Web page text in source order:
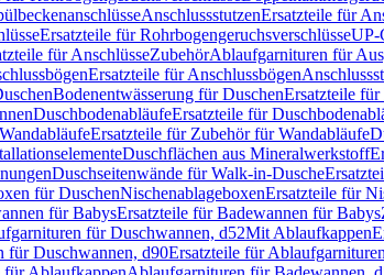
AnschlussstutzenErsatzteile für
Ersatzteile für RohrbogengeruchsverschlüsseUP-
für AnschlüsseZubehörAblaufgarnituren für
Ersatzteile für Anschlussbögen
Bodenentwässerung für DuschenErsatzteile
DuschbodenabläufeErsatzteile für
Ersatzteile für Zubehör für Wandabläufe
Duschflächen aus Mineralwerkstoff
Duschseitenwände für Walk-in-Dusche
für DuschenNischenablageboxenErsatzteile für
für BabysErsatzteile für Badewannen für Babys
für Duschwannen, d52Mit Ablaufkappen
für Duschwannen, d90Ersatzteile für